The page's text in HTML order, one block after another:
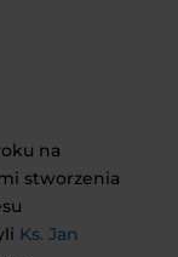
na
stworzenia
Ks. Jan